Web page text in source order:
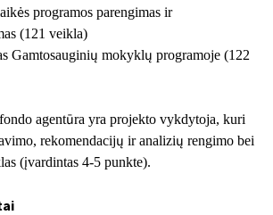
programos parengimas ir
(121 veikla)
Gamtosauginių mokyklų programoje (122
agentūra yra projekto vykdytoja, kuri
rekomendacijų ir analizių rengimo bei
(įvardintas 4-5 punkte).